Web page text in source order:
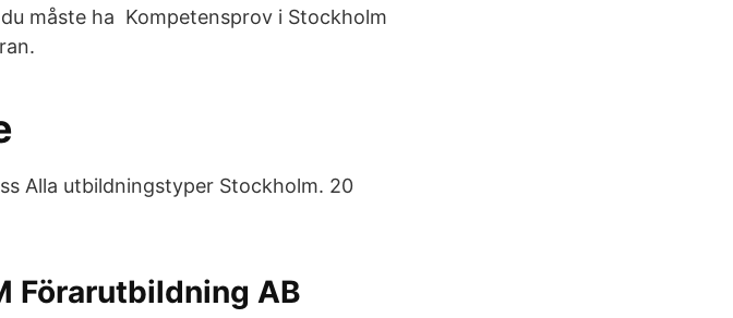
måste ha Kompetensprov i Stockholm
Alla utbildningstyper Stockholm. 20
Förarutbildning AB